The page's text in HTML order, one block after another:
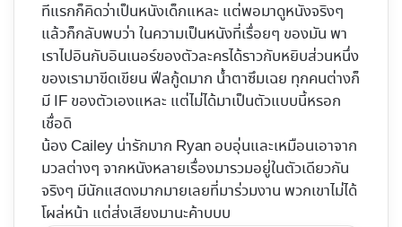
ทีแรกก็คิดว่าเป็นหนังเด็กแหละ แต่พอมาดูหนังจริงๆ
แล้วก็กลับพบว่า ในความเป็นหนังที่เรื่อยๆ ของมัน พา
เราไปอินกับอินเนอร์ของตัวละครได้ราวกับหยิบส่วนหนึ่ง
ของเรามาขีดเขียน ฟีลกู้ดมาก น้ำตาซึมเฉย ทุกคนต่างก็
มี IF ของตัวเองแหละ แต่ไม่ได้มาเป็นตัวแบบนี้หรอก
เชื่อดิ
น้อง Cailey น่ารักมาก Ryan อบอุ่นและเหมือนเอาจาก
มวลต่างๆ จากหนังหลายเรื่องมารวมอยู่ในตัวเดียวกัน
จริงๆ มีนักแสดงมากมายเลยที่มาร่วมงาน พวกเขาไม่ได้
โผล่หน้า แต่ส่งเสียงมานะค้าบบบ